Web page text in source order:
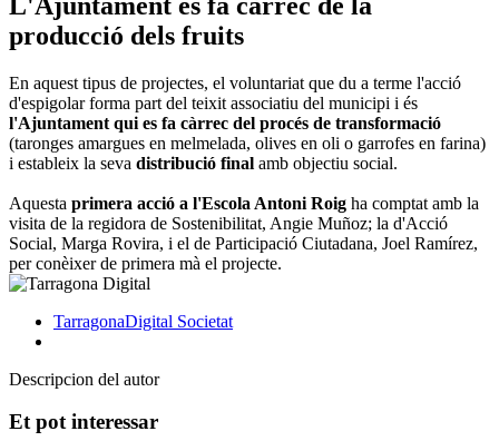
producció dels fruits
En aquest tipus de projectes, el voluntariat que du a terme l'acció
d'espigolar forma part del teixit associatiu del municipi i és
l'Ajuntament qui es fa càrrec del procés de transformació
(taronges amargues en melmelada, olives en oli o garrofes en farina)
i estableix la seva distribució final amb objectiu social.
Aquesta primera acció a l'Escola Antoni Roig ha comptat amb la
visita de la regidora de Sostenibilitat, Angie Muñoz; la d'Acció
Social, Marga Rovira, i el de Participació Ciutadana, Joel Ramírez,
per conèixer de primera mà el projecte.
TarragonaDigital Societat
Descripcion del autor
Et pot interessar